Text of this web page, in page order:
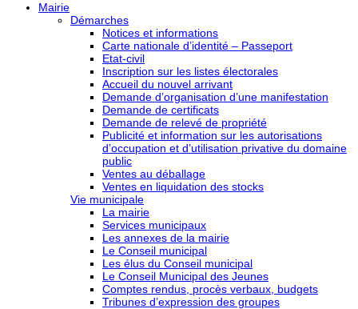
Mairie
Démarches
Notices et informations
Carte nationale d’identité – Passeport
Etat-civil
Inscription sur les listes électorales
Accueil du nouvel arrivant
Demande d’organisation d’une manifestation
Demande de certificats
Demande de relevé de propriété
Publicité et information sur les autorisations
d’occupation et d’utilisation privative du domaine
public
Ventes au déballage
Ventes en liquidation des stocks
Vie municipale
La mairie
Services municipaux
Les annexes de la mairie
Le Conseil municipal
Les élus du Conseil municipal
Le Conseil Municipal des Jeunes
Comptes rendus, procès verbaux, budgets
Tribunes d’expression des groupes